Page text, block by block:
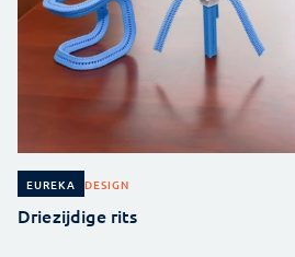
EUREKA DESIGN
Driezijdige rits